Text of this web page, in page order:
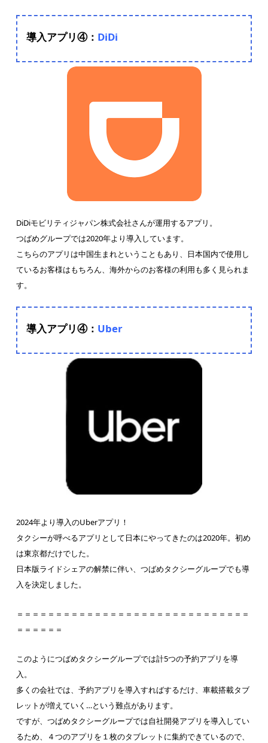
導入アプリ④： DiDi
DiDiモビリティジャパン株式会社さんが運用するアプリ。
つばめグループでは2020年より導入しています。
こちらのアプリは中国生まれということもあり、日本国内で使用し
ているお客様はもちろん、海外からのお客様の利用も多く見られま
す。
導入アプリ④： Uber
2024年より導入のUberアプリ！
タクシーが呼べるアプリとして日本にやってきたのは2020年。初め
は東京都だけでした。
日本版ライドシェアの解禁に伴い、つばめタクシーグループでも導
入を決定しました。
＝＝＝＝＝＝＝＝＝＝＝＝＝＝＝＝＝＝＝＝＝＝＝＝＝＝＝＝＝＝
＝＝＝＝＝＝
このようにつばめタクシーグループでは計5つの予約アプリを導
入。
多くの会社では、予約アプリを導入すればするだけ、車載搭載タブ
レットが増えていく…という難点があります。
ですが、つばめタクシーグループでは自社開発アプリを導入してい
るため、４つのアプリを１枚のタブレットに集約できているので、